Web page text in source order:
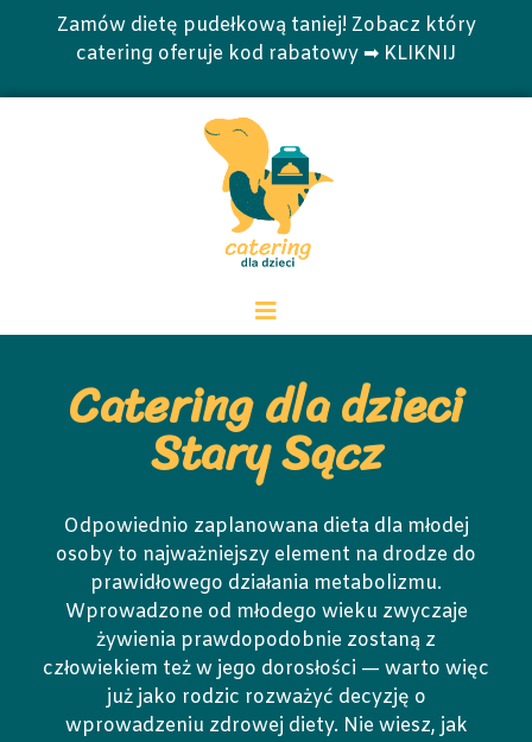
Zamów dietę pudełkową taniej! Zobacz który
catering oferuje kod rabatowy ➡ KLIKNIJ
Catering dla dzieci
Stary Sącz
Odpowiednio zaplanowana dieta dla młodej
osoby to najważniejszy element na drodze do
prawidłowego działania metabolizmu.
Wprowadzone od młodego wieku zwyczaje
żywienia prawdopodobnie zostaną z
człowiekiem też w jego dorosłości — warto więc
już jako rodzic rozważyć decyzję o
wprowadzeniu zdrowej diety. Nie wiesz, jak